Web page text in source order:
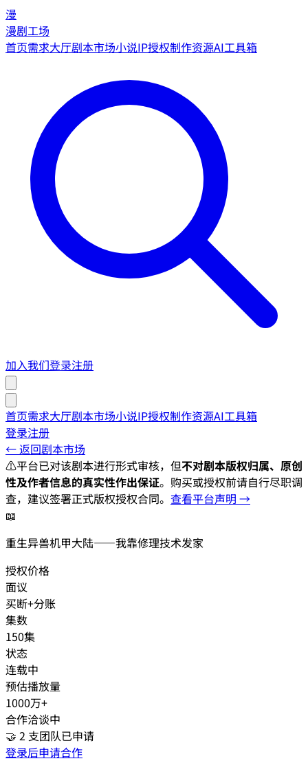
漫
漫剧工场
首页需求大厅剧本市场小说IP授权制作资源AI工具箱
加入我们登录注册
首页需求大厅剧本市场小说IP授权制作资源AI工具箱
登录注册
← 返回剧本市场
⚠️平台已对该剧本进行形式审核，但不对剧本版权归属、原创
性及作者信息的真实性作出保证。购买或授权前请自行尽职调
查，建议签署正式版权授权合同。 查看平台声明 →
📖
重生异兽机甲大陆——我靠修理技术发家
授权价格
面议
买断+分账
集数
150集
状态
连载中
预估播放量
1000万+
合作洽谈中
🤝 2 支团队已申请
登录后申请合作